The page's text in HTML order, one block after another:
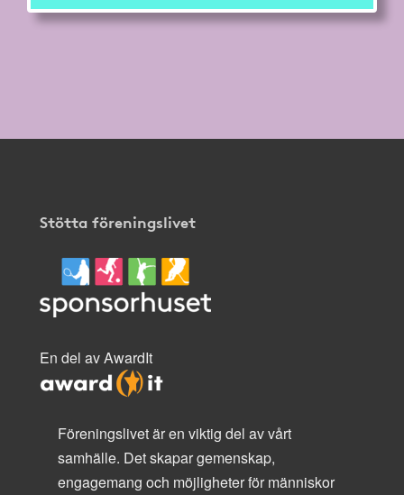
Stötta föreningslivet
En del av AwardIt
Föreningslivet är en viktig del av vårt
samhälle. Det skapar gemenskap,
engagemang och möjligheter för människor